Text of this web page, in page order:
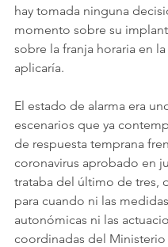
hay tomada ninguna
momento sobre su
sobre la franja horaria en
aplicaría.
El estado de alarma era
escenarios que ya
de respuesta temprana
coronavirus aprobado en
trataba del último de tres,
para cuando ni las medidas
autonómicas ni las
coordinadas del Ministerio